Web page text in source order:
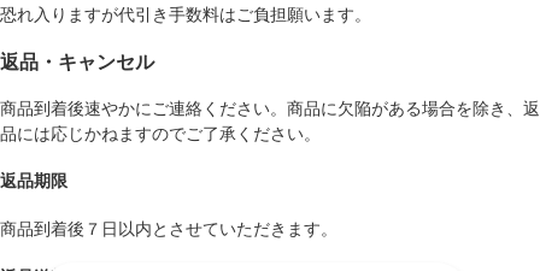
恐れ入りますが代引き手数料はご負担願います。
返品・キャンセル
商品到着後速やかにご連絡ください。商品に欠陥がある場合を除き、返
品には応じかねますのでご了承ください。
返品期限
商品到着後７日以内とさせていただきます。